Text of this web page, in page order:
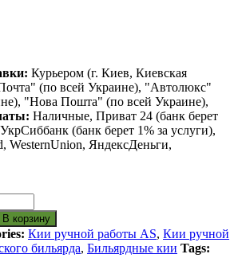
Курьером (г. Киев, Киевская
(по всей Украине), "Автолюкс"
"Нова Пошта" (по всей Украине),
Наличные, Приват 24 (банк берет
(банк берет 1% за услуги),
WesternUnion, ЯндексДеньги,
В корзину
Кии ручной работы AS, Кии ручной
бильярда, Бильярдные кии Tags: